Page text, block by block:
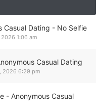
Casual Dating - No Selfie
1:06 am
Casual Dating
2026 6:29 pm
- Anonymous Casual